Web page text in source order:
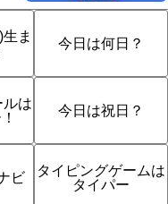
ま
今日は何日？
ルは
今日は祝日？
ビ
タイピングゲームは
タイパー